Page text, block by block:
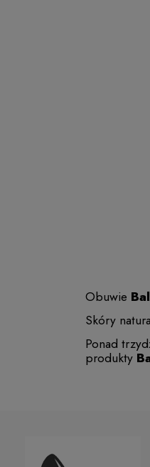
Obuwie
Skóry
Ponad
produkty